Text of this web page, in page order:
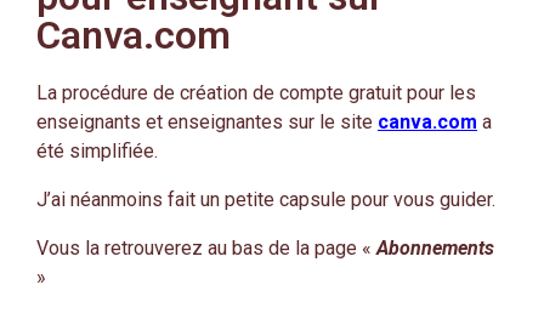
Canva.com
La procédure de création de compte gratuit pour les
enseignants et enseignantes sur le site canva.com a
été simplifiée.
J’ai néanmoins fait un petite capsule pour vous guider.
Vous la retrouverez au bas de la page «Abonnements
»